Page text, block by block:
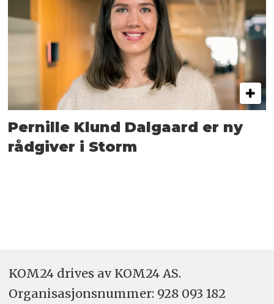
Pernille Klund Dalgaard er ny
rådgiver i Storm
KOM24 drives av KOM24 AS.
Organisasjons­nummer: 928 093 182